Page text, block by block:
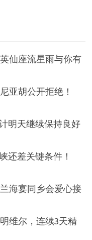
仙座流星雨与你有
亚胡公开拒绝！
明天继续保持良好
还差关键条件！
海宴同乡会爱心接
维尔，连续3天精